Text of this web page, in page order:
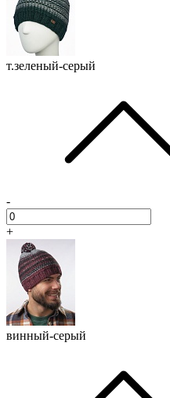
т.зеленый-серый
-
+
винный-серый